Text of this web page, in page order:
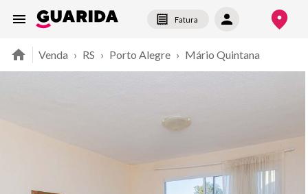
Fatura
Venda › RS › Porto Alegre › Mário Quintana